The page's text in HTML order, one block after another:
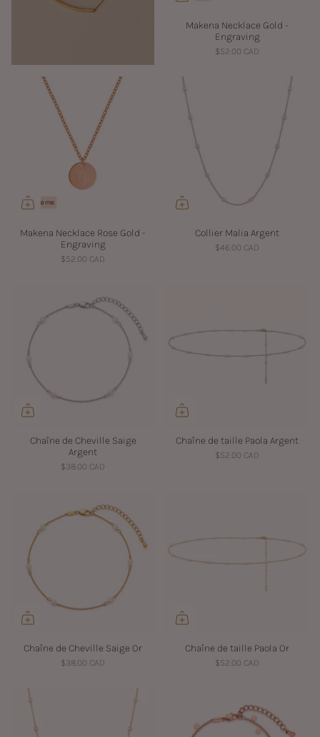
Makena Necklace Gold -
Engraving
$52.00 CAD
Makena Necklace Rose Gold -
Engraving
$52.00 CAD
Collier Malia Argent
$46.00 CAD
Chaîne de Cheville Saige
Argent
$38.00 CAD
Chaîne de taille Paola Argent
$52.00 CAD
Chaîne de Cheville Saige Or
$38.00 CAD
Chaîne de taille Paola Or
$52.00 CAD